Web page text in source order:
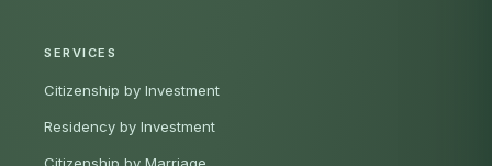
SERVICES
Citizenship by Investment
Residency by Investment
Citizenship by Marriage